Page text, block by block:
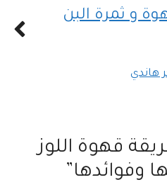
و ثمرة البن
هاندي
قهوة اللوز
وفوائدها”